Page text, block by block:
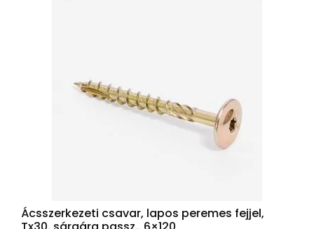
Ácsszerkezeti csavar, lapos peremes fejjel,